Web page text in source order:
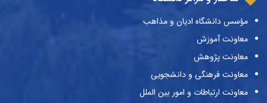
مؤسس دانشگاه ادیان و مذاهب
معاونت آموزش
معاونت پژوهش
معاونت فرهنگی و دانشجویی
معاونت ارتباطات و امور بین الملل